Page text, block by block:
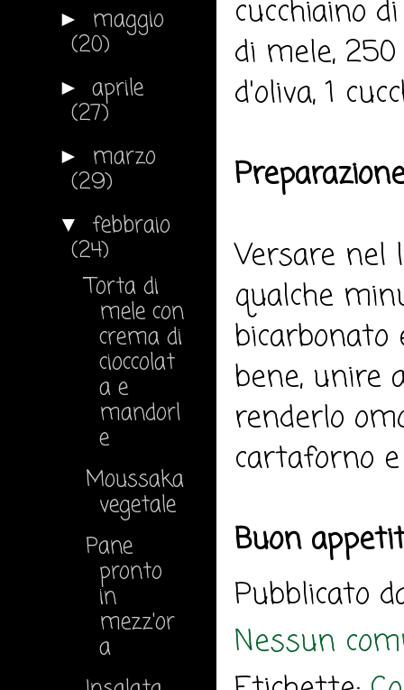
cucchiaino
di mele,
d'oliva, 1
Versare nel
qualche
bicarbonato
bene, unire
renderlo
cartaforno
Buon
Pubblicato
Nessun
► maggio
(20)
► aprile
(27)
► marzo
(29)
▼ febbraio
(24)
Torta di
mele con
crema di
cioccolat
a e
mandorl
e
Moussaka
vegetale
Pane
pronto
in
mezz'or
a